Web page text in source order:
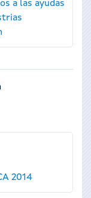
a las ayudas
2014